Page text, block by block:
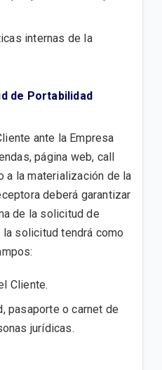
internas de la
de Portabilidad
ante la Empresa
página web, call
a la materialización de la
deberá garantizar
de la solicitud de
solicitud tendrá como
Cliente.
pasaporte o carnet de
jurídicas.